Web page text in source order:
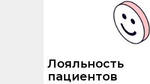
Лояльность
пациентов